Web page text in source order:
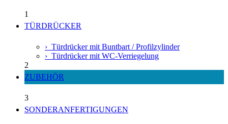
1
TÜRDRÜCKER
› Türdrücker mit Buntbart / Profilzylinder
› Türdrücker mit WC-Verriegelung
2
ZUBEHÖR
3
SONDERANFERTIGUNGEN